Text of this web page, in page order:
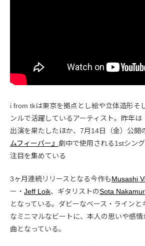
i from tkは東京を拠点とし絵や立体造形そ
ンルで活躍しているアーティスト。昨年は
出演を果たしたほか、7月14日（金）公開
ムフィーバー』 劇中で使用される1stシン
注目を集めている
3ヶ月連続リリースとなる今作もMusashi
ー・ Jeff Loik、ギタリストのSota
となっている。ダビーなベース・ライン
なミニマルなビートに、本人の思いや感情
曲となっている。